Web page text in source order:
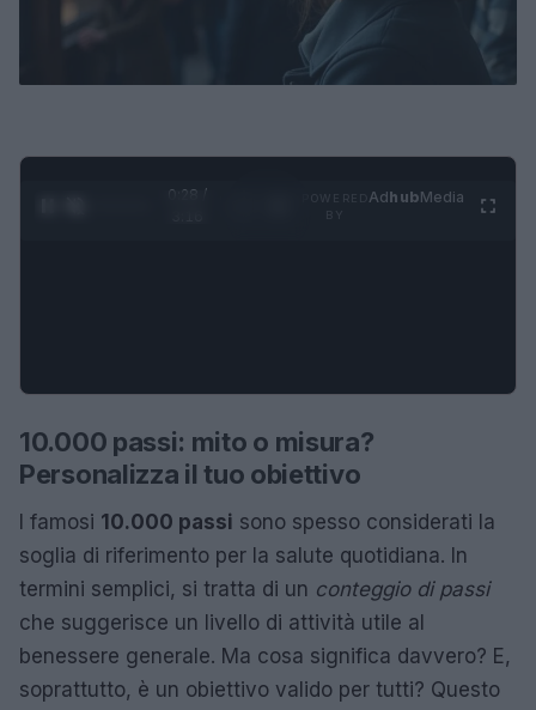
0:29 /
AdhubMedia
10.000 passi: mito o misura?
Personalizza il tuo obiettivo
I famosi 10.000 passi sono spesso considerati la
soglia di riferimento per la salute quotidiana. In
termini semplici, si tratta di un conteggio di passi
che suggerisce un livello di attività utile al
benessere generale. Ma cosa significa davvero? E,
soprattutto, è un obiettivo valido per tutti? Questo